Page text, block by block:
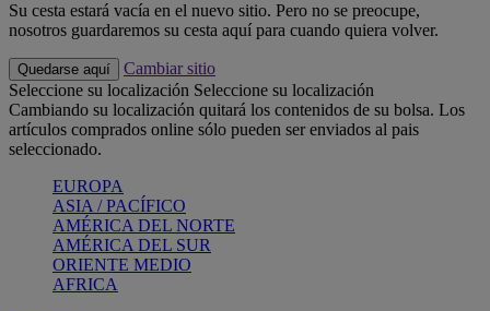
Su cesta estará vacía en el nuevo sitio. Pero no se preocupe,
nosotros guardaremos su cesta aquí para cuando quiera volver.
Quedarse aquí
Cambiar sitio
Seleccione su localización Seleccione su localización
Cambiando su localización quitará los contenidos de su bolsa. Los
artículos comprados online sólo pueden ser enviados al pais
seleccionado.
EUROPA
ASIA / PACÍFICO
AMÉRICA DEL NORTE
AMÉRICA DEL SUR
ORIENTE MEDIO
AFRICA